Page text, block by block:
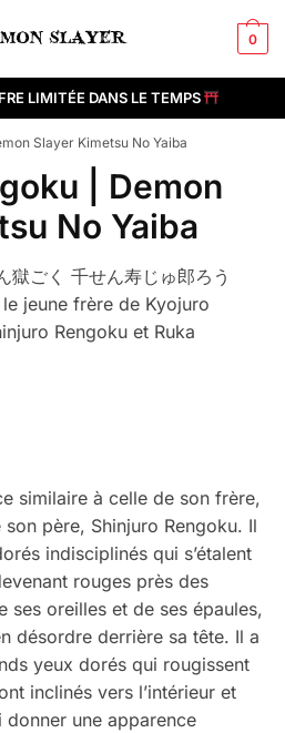
0
LIMITÉE DANS LE TEMPS
Slayer Kimetsu No Yaiba
| Demon
No Yaiba
ごく 千せん寿じゅ郎ろう
jeune frère de Kyojuro
Rengoku et Ruka
similaire à celle de son frère,
père, Shinjuro Rengoku. Il
indisciplinés qui s’étalent
rouges près des
ses oreilles et de ses épaules,
désordre derrière sa tête. Il a
yeux dorés qui rougissent
inclinés vers l’intérieur et
une apparence